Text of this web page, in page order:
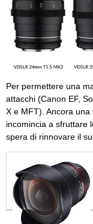
Per permettere una
attacchi (Canon EF,
X e MFT). Ancora
incomincia a sfruttare
spera di rinnovare il